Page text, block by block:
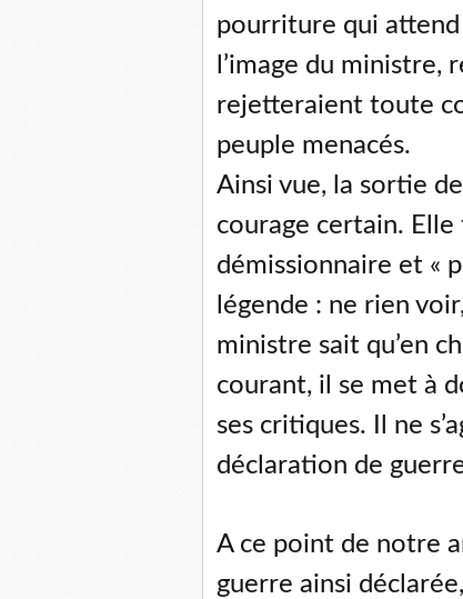
pourriture qui attend
l’image du ministre,
rejetteraient toute
peuple menacés.
Ainsi vue, la sortie
courage certain.
démissionnaire et «
légende : ne rien
ministre sait qu’en
courant, il se met à
ses critiques. Il ne
déclaration de
A ce point de notre
guerre ainsi